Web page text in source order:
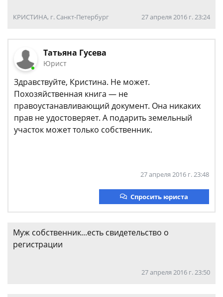
КРИСТИНА, г. Санкт-Петербург 27 апреля 2016 г. 23:24
Татьяна Гусева
Юрист
Здравствуйте, Кристина. Не может.
Похозяйственная книга — не
правоустанавливающий документ. Она никаких
прав не удостоверяет. А подарить земельный
участок может только собственник.
27 апреля 2016 г. 23:48
Спросить юриста
Муж собственник...есть свидетельство о
регистрации
27 апреля 2016 г. 23:50